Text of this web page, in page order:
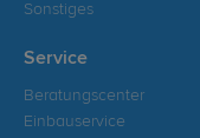
Sonstiges
Service
Beratungscenter
Einbauservice